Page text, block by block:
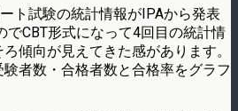
ト試験の統計情報がIPAから発表
でCBT形式になって4回目の統計情
傾向が見えてきた感があります。
者数・合格者数と合格率をグラフ